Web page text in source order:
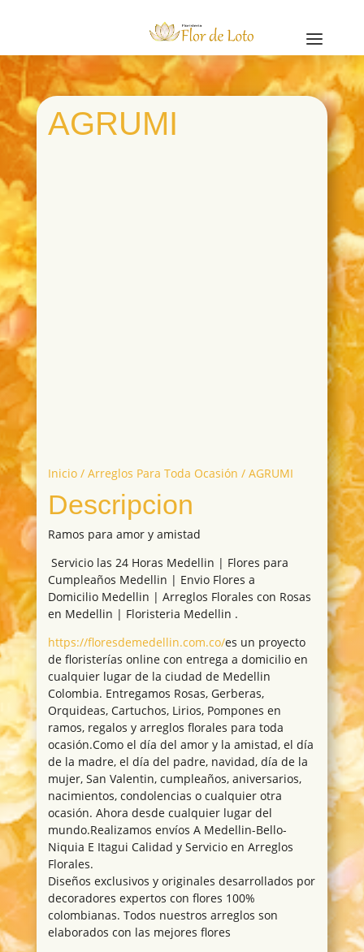
a
AGRUMI
Inicio/ Arreglos Para Toda Ocasión / AGRUMI
Descripcion
Ramos para amor y amistad
Servicio las 24 Horas Medellin | Flores para
Cumpleaños Medellin | Envio Flores a
Domicilio Medellin | Arreglos Florales con Rosas
en Medellin | Floristeria Medellin .
https://floresdemedellin.com.co/es un proyecto
de floristerías online con entrega a domicilio en
cualquier lugar de la ciudad de Medellin
Colombia. Entregamos Rosas, Gerberas,
Orquideas, Cartuchos, Lirios, Pompones en
ramos, regalos y arreglos florales para toda
ocasión.Como el día del amor y la amistad, el día
de la madre, el día del padre, navidad, día de la
mujer, San Valentin, cumpleaños, aniversarios,
nacimientos, condolencias o cualquier otra
ocasión. Ahora desde cualquier lugar del
mundo.Realizamos envíos A Medellin-Bello-
Niquia E Itagui Calidad y Servicio en Arreglos
Florales.
Diseños exclusivos y originales desarrollados por
decoradores expertos con flores 100%
colombianas. Todos nuestros arreglos son
elaborados con las mejores flores